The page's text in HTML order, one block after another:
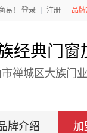
易！ 登录 注册 品
经典门窗
禅城区大族门业
牌介绍 加